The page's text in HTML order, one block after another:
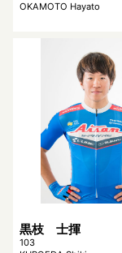
OKAMOTO Hayato
黒枝 士揮
103